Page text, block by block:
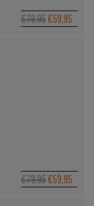
€79,95€59,95
€79,95€59,95